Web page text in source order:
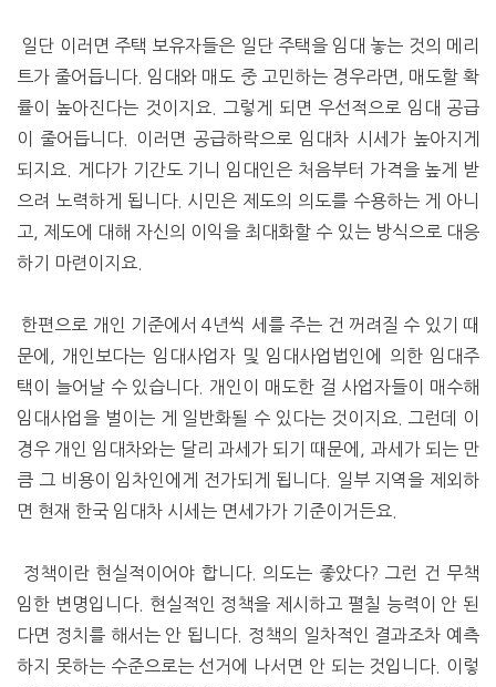
일단 이러면 주택 보유자들은 일단 주택을 임대 놓는 것의 메리
트가 줄어듭니다. 임대와 매도 중 고민하는 경우라면, 매도할 확
률이 높아진다는 것이지요. 그렇게 되면 우선적으로 임대 공급
이 줄어듭니다. 이러면 공급하락으로 임대차 시세가 높아지게
되지요. 게다가 기간도 기니 임대인은 처음부터 가격을 높게 받
으려 노력하게 됩니다. 시민은 제도의 의도를 수용하는 게 아니
고, 제도에 대해 자신의 이익을 최대화할 수 있는 방식으로 대응
하기 마련이지요.
한편으로 개인 기준에서 4년씩 세를 주는 건 꺼려질 수 있기 때
문에, 개인보다는 임대사업자 및 임대사업법인에 의한 임대주
택이 늘어날 수 있습니다. 개인이 매도한 걸 사업자들이 매수해
임대사업을 벌이는 게 일반화될 수 있다는 것이지요. 그런데 이
경우 개인 임대차와는 달리 과세가 되기 때문에, 과세가 되는 만
큼 그 비용이 임차인에게 전가되게 됩니다. 일부 지역을 제외하
면 현재 한국 임대차 시세는 면세가가 기준이거든요.
정책이란 현실적이어야 합니다. 의도는 좋았다? 그런 건 무책
임한 변명입니다. 현실적인 정책을 제시하고 펼칠 능력이 안 된
다면 정치를 해서는 안 됩니다. 정책의 일차적인 결과조차 예측
하지 못하는 수준으로는 선거에 나서면 안 되는 것입니다. 이렇